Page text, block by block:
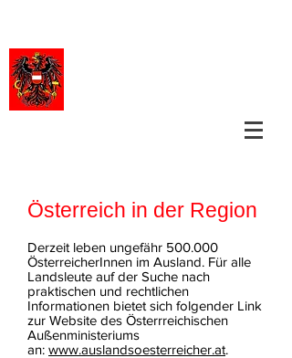
Österreich in der Region
Derzeit leben ungefähr 500.000
ÖsterreicherInnen im Ausland. Für alle
Landsleute auf der Suche nach
praktischen und rechtlichen
Informationen bietet sich folgender Link
zur Website des Österrreichischen
Außenministeriums
an: www.auslandsoesterreicher.at.